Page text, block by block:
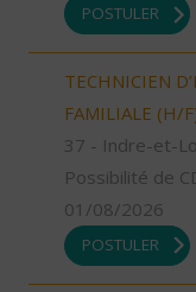
POSTULER
TECHNICIEN
FAMILIALE (H/
37 - Indre-et-
Possibilité de
01/08/2026
POSTULER